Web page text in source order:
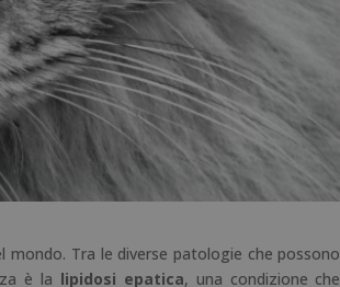
mondo. Tra le diverse patologie che possono
è la lipidosi epatica, una condizione che